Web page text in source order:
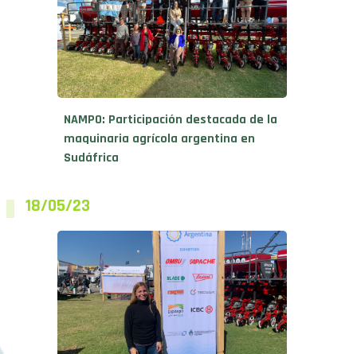
NAMPO: Participación destacada de la
maquinaria agrícola argentina en
Sudáfrica
18/05/23